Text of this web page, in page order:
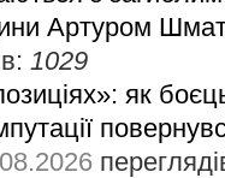
Артуром
1029
як